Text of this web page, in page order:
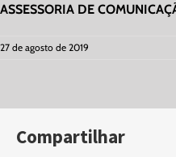
ASSESSORIA DE
27 de agosto de 2019
Compartilhar